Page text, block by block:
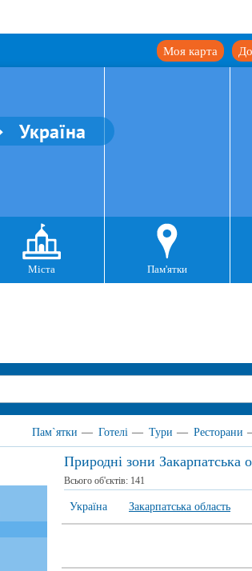
Моя карта
Україна
Міста Пам'ятки
Пам`ятки — Готелі — Тури — Ресторани
Природні зони Закарпатська
Всього об'єктів: 141
Україна Закарпатська область